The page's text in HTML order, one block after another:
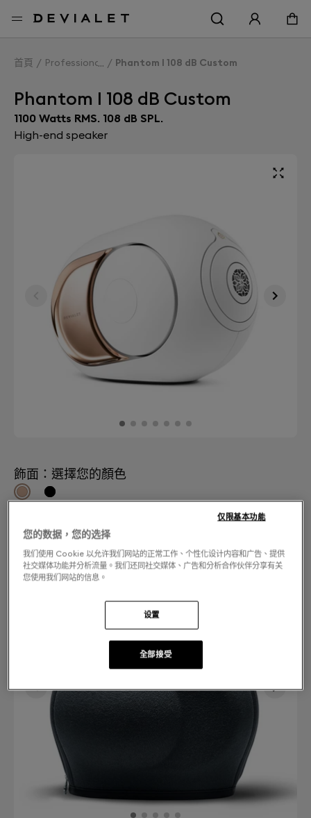
首頁 Professionals Phantom I 108 dB Custom
Phantom I 108 dB Custom
1100 Watts RMS. 108 dB SPL.
High-end speaker
飾面：選擇您的顏色
您的数据，您的选择
我们使用 Cookie 以允许我们网站的正常工作、个性化设计内容和广告、提供
社交媒体功能并分析流量。我们还同社交媒体、广告和分析合作伙伴分享有关
您使用我们网站的信息。
设置
仅限基本功能
全部接受